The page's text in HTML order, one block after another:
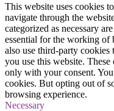
This website uses cookies
navigate through the
categorized as necessary
essential for the working of
also use third-party cookies
you use this website.
only with your consent.
cookies. But opting out of
browsing experience.
Necessary